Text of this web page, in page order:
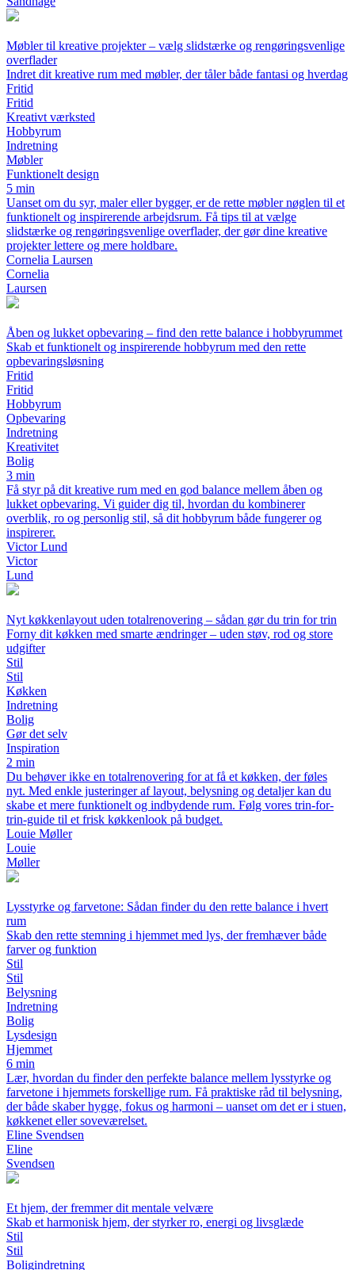
Møbler til kreative projekter – vælg slidstærke og rengøringsvenlige
overflader
Indret dit kreative rum med møbler, der tåler både fantasi og hverdag
Fritid
Fritid
Kreativt værksted
Hobbyrum
Indretning
Møbler
Funktionelt design
5 min
Uanset om du syr, maler eller bygger, er de rette møbler nøglen til et
funktionelt og inspirerende arbejdsrum. Få tips til at vælge
slidstærke og rengøringsvenlige overflader, der gør dine kreative
projekter lettere og mere holdbare.
Cornelia Laursen
Cornelia
Laursen
Åben og lukket opbevaring – find den rette balance i hobbyrummet
Skab et funktionelt og inspirerende hobbyrum med den rette
opbevaringsløsning
Fritid
Fritid
Hobbyrum
Opbevaring
Indretning
Kreativitet
Bolig
3 min
Få styr på dit kreative rum med en god balance mellem åben og
lukket opbevaring. Vi guider dig til, hvordan du kombinerer
overblik, ro og personlig stil, så dit hobbyrum både fungerer og
inspirerer.
Victor Lund
Victor
Lund
Nyt køkkenlayout uden totalrenovering – sådan gør du trin for trin
Forny dit køkken med smarte ændringer – uden støv, rod og store
udgifter
Stil
Stil
Køkken
Indretning
Bolig
Gør det selv
Inspiration
2 min
Du behøver ikke en totalrenovering for at få et køkken, der føles
nyt. Med enkle justeringer af layout, belysning og detaljer kan du
skabe et mere funktionelt og indbydende rum. Følg vores trin-for-
trin-guide til et frisk køkkenlook på budget.
Louie Møller
Louie
Møller
Lysstyrke og farvetone: Sådan finder du den rette balance i hvert
rum
Skab den rette stemning i hjemmet med lys, der fremhæver både
farver og funktion
Stil
Stil
Belysning
Indretning
Bolig
Lysdesign
Hjemmet
6 min
Lær, hvordan du finder den perfekte balance mellem lysstyrke og
farvetone i hjemmets forskellige rum. Få praktiske råd til belysning,
der både skaber hygge, fokus og harmoni – uanset om det er i stuen,
køkkenet eller soveværelset.
Eline Svendsen
Eline
Svendsen
Et hjem, der fremmer dit mentale velvære
Skab et harmonisk hjem, der styrker ro, energi og livsglæde
Stil
Stil
Boligindretning